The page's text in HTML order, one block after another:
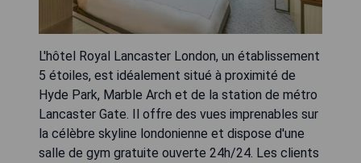
L'hôtel Royal Lancaster London, un établissement
5 étoiles, est idéalement situé à proximité de
Hyde Park, Marble Arch et de la station de métro
Lancaster Gate. Il offre des vues imprenables sur
la célèbre skyline londonienne et dispose d'une
salle de gym gratuite ouverte 24h/24. Les clients